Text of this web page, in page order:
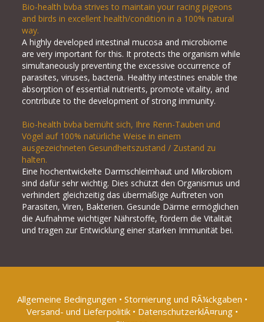
Bio-health bvba strives to maintain your racing pigeons
and birds in excellent health/condition in a 100% natural
way.
A highly developed intestinal mucosa and microbiome
are very important for this. It protects the organism while
simultaneously preventing the excessive occurrence of
parasites, viruses, bacteria. Healthy intestines enable the
absorption of essential nutrients, promote vitality, and
contribute to the development of strong immunity.
Bio-health bvba bemüht sich, Ihre Renn-Tauben und
Vögel auf 100% natürliche Weise in einem
ausgezeichneten Gesundheitszustand / Zustand zu
halten.
Eine hochentwickelte Darmschleimhaut und Mikrobiom
sind dafür sehr wichtig. Dies schützt den Organismus und
verhindert gleichzeitig das übermäßige Auftreten von
Parasiten, Viren, Bakterien. Gesunde Därme ermöglichen
die Aufnahme wichtiger Nährstoffe, fördern die Vitalität
und tragen zur Entwicklung einer starken Immunität bei.
Allgemeine Bedingungen • Stornierung und RÃ¼ckgaben •
Versand- und Lieferpolitik• DatenschutzerklÃ¤rung•